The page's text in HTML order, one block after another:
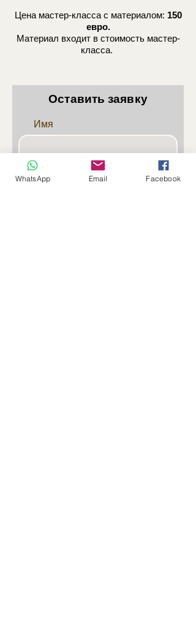
Цена мастер-класса с материалом: 150
евро.
Материал входит в стоимость мастер-
класса.
Оставить заявку
Имя
Фамилия
WhatsApp Email Facebook